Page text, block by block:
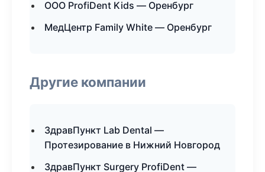
ООО ProfiDent Kids — Оренбург
МедЦентр Family White — Оренбург
Другие компании
ЗдравПункт Lab Dental —
Протезирование в Нижний Новгород
ЗдравПункт Surgery ProfiDent —